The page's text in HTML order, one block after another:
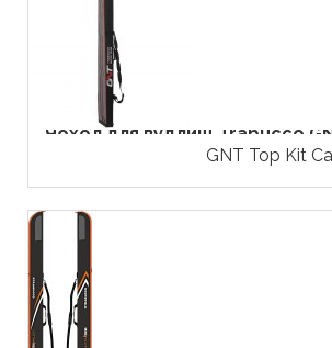
Чохол для вудлищ Trabucco
GNT Top Kit